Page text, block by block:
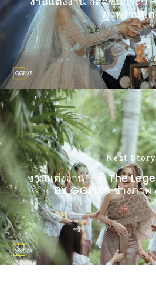
ภาพงานแ
Next
งานแต่งงาน – ที่ The
BY GGPIXS ช่างภา